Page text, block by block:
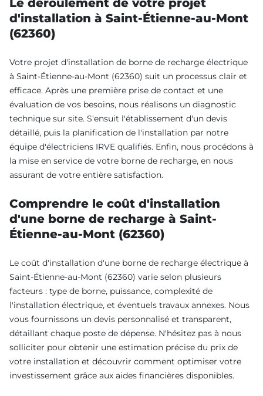
d'installation à Saint-Étienne-au-Mont
(62360)
Votre projet d'installation de borne de recharge électrique
à Saint-Étienne-au-Mont (62360) suit un processus clair et
efficace. Après une première prise de contact et une
évaluation de vos besoins, nous réalisons un diagnostic
technique sur site. S'ensuit l'établissement d'un devis
détaillé, puis la planification de l'installation par notre
équipe d'électriciens IRVE qualifiés. Enfin, nous procédons à
la mise en service de votre borne de recharge, en nous
assurant de votre entière satisfaction.
Comprendre le coût d'installation
d'une borne de recharge à Saint-
Étienne-au-Mont (62360)
Le coût d'installation d'une borne de recharge électrique à
Saint-Étienne-au-Mont (62360) varie selon plusieurs
facteurs : type de borne, puissance, complexité de
l'installation électrique, et éventuels travaux annexes. Nous
vous fournissons un devis personnalisé et transparent,
détaillant chaque poste de dépense. N'hésitez pas à nous
solliciter pour obtenir une estimation précise du prix de
votre installation et découvrir comment optimiser votre
investissement grâce aux aides financières disponibles.